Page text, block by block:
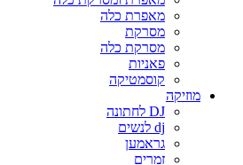
מאפרת כלה
מסרקת
מסרקת כלה
פאניות
קוסמטיקה
מוזיקה
DJ לחתונה
dj לנשים
גראמען
זמרים